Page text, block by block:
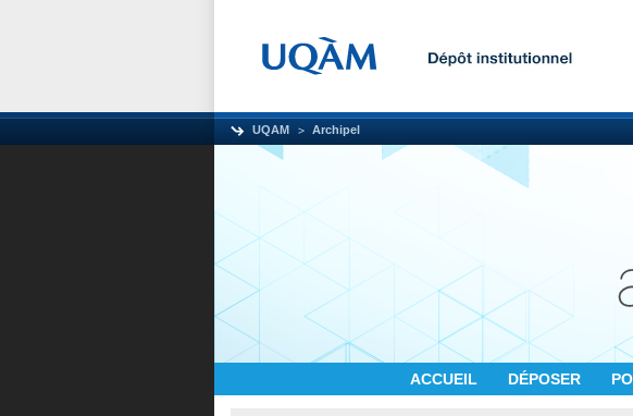
UQAM Archipel
ACCUEIL DÉPOSER